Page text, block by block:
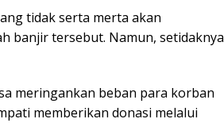
tidak serta merta akan
banjir tersebut. Namun, setidaknya
meringankan beban para korban
memberikan donasi melalui